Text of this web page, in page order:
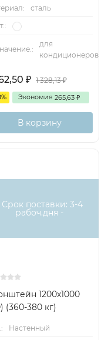
сталь
для
кондиционеров
₽ 1 328,13₽
Экономия 265,63 ₽
В корзину
Срок поставки: 3-4
рабоч.дня -
1200х1000
(360-380 кг)
Настенный